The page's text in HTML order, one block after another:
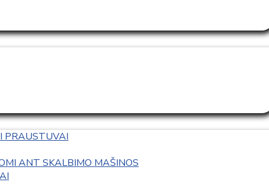
PRAUSTUVAI
ANT SKALBIMO MAŠINOS